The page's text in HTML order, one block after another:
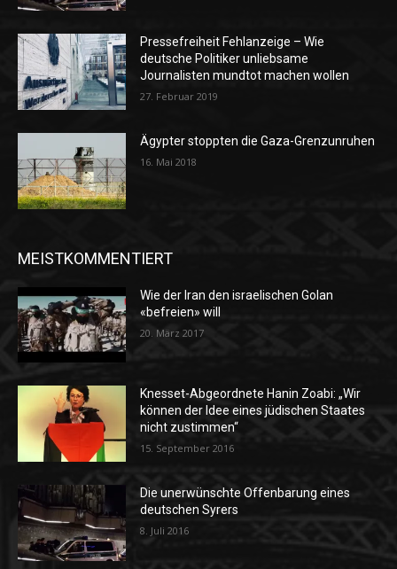
Pressefreiheit Fehlanzeige – Wie
deutsche Politiker unliebsame
Journalisten mundtot machen wollen
27. Februar 2019
Ägypter stoppten die Gaza-Grenzunruhen
16. Mai 2018
MEISTKOMMENTIERT
Wie der Iran den israelischen Golan
«befreien» will
20. März 2017
Knesset-Abgeordnete Hanin Zoabi: „Wir
können der Idee eines jüdischen Staates
nicht zustimmen“
15. September 2016
Die unerwünschte Offenbarung eines
deutschen Syrers
8. Juli 2016